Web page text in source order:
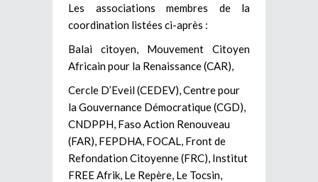
Les associations membres de la
coordination listées ci-après :
Balai citoyen, Mouvement Citoyen
Africain pour la Renaissance (CAR),
Cercle D’Eveil (CEDEV), Centre pour
la Gouvernance Démocratique (CGD),
CNDPPH, Faso Action Renouveau
(FAR), FEPDHA, FOCAL, Front de
Refondation Citoyenne (FRC), Institut
FREE Afrik, Le Repère, Le Tocsin,